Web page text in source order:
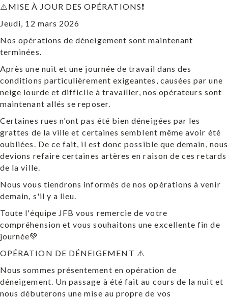
⚠️MISE À JOUR DES OPÉRATIONS❗️
Jeudi, 12 mars 2026
Nos opérations de déneigement sont maintenant
terminées.
Après une nuit et une journée de travail dans des
conditions particulièrement exigeantes, causées par une
neige lourde et difficile à travailler, nos opérateurs sont
maintenant allés se reposer.
Certaines rues n'ont pas été bien déneigées par les
grattes de la ville et certaines semblent même avoir été
oubliées. De ce fait, il est donc possible que demain, nous
devions refaire certaines artères en raison de ces retards
de la ville.
Nous vous tiendrons informés de nos opérations à venir
demain, s'il y a lieu.
Toute l'équipe JFB vous remercie de votre
compréhension et vous souhaitons une excellente fin de
journée💚
OPÉRATION DE DÉNEIGEMENT ⚠️
Nous sommes présentement en opération de
déneigement. Un passage à été fait au cours de la nuit et
nous débuterons une mise au propre de vos